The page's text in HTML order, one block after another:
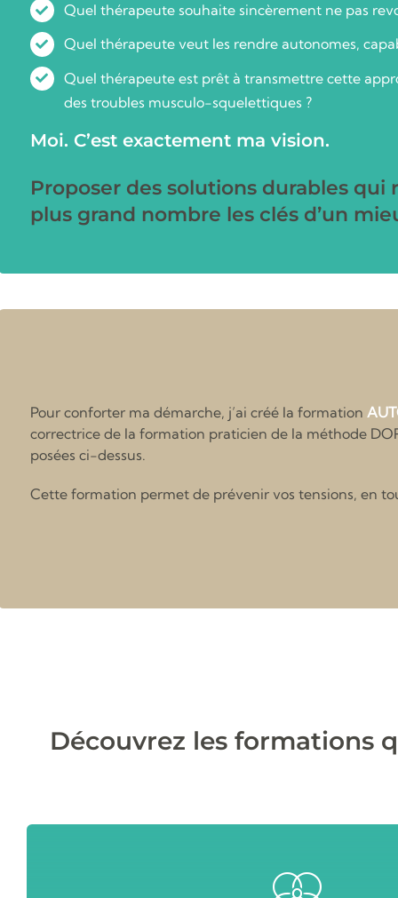
Quel thérapeute souhaite sincèrement ne pas
Quel thérapeute veut les rendre autonomes,
Quel thérapeute est prêt à transmettre cette
des troubles musculo-squelettiques ?
Moi. C’est exactement ma vision.
Proposer des solutions durables
plus grand nombre les clés d’un
Pour conforter ma démarche, j’ai créé la formation
correctrice de la formation praticien de la méthode
posées ci-dessus.
Cette formation permet de prévenir vos tensions, en
Découvrez les formations